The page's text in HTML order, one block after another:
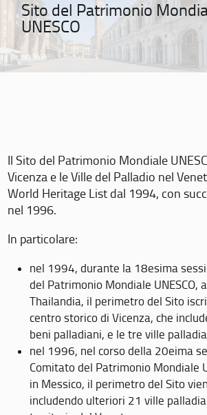
Sito del Patrimonio
UNESCO
Il Sito del Patrimonio Mondiale
Vicenza e le Ville del Palladio nel
World Heritage List dal 1994, con
nel 1996.
In particolare:
nel 1994, durante la 18esima
del Patrimonio Mondiale UNESCO,
Thailandia, il perimetro del Sito
centro storico di Vicenza, che
beni palladiani, e le tre ville
nel 1996, nel corso della 20eima
Comitato del Patrimonio Mondiale
in Messico, il perimetro del Sito
includendo ulteriori 21 ville